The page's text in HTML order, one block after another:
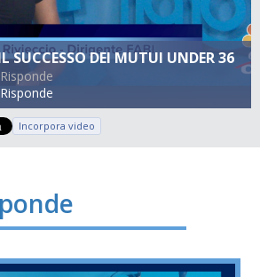
SUCCESSO DEI MUTUI UNDER 36
Incorpora video